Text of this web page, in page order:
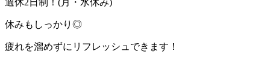
休みもしっかり◎
疲れを溜めずにリフレッシュできます！